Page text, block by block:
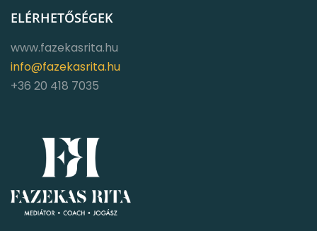
ELÉRHETŐSÉGEK
www.fazekasrita.hu
info@fazekasrita.hu
+36 20 418 7035